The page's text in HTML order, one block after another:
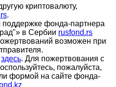
криптовалюту,
.
поддержке фонда-партнера
в Сербии rusfond.rs
возможен при
здесь. Для пожертвования с
пожалуйста,
формой на сайте фонда-